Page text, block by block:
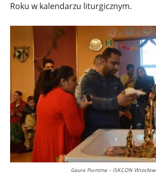
Roku w kalendarzu liturgicznym.
Gaura Purnima – ISKCON Wrocław